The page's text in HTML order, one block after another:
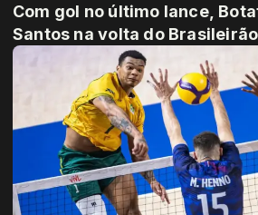
Com gol no último lance,
Santos na volta do Brasileirão